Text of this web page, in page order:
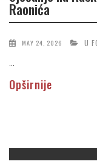
Raonića
MAY 24, 2026 U
...
Opširnije